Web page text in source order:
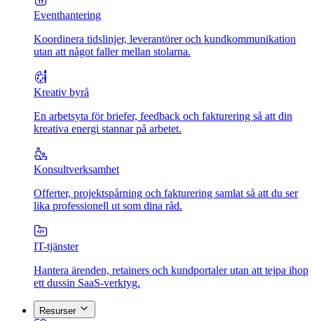
Eventhantering
Koordinera tidslinjer, leverantörer och kundkommunikation
utan att något faller mellan stolarna.
Kreativ byrå
En arbetsyta för briefer, feedback och fakturering så att din
kreativa energi stannar på arbetet.
Konsultverksamhet
Offerter, projektspårning och fakturering samlat så att du ser
lika professionell ut som dina råd.
IT-tjänster
Hantera ärenden, retainers och kundportaler utan att tejpa ihop
ett dussin SaaS-verktyg.
Resurser